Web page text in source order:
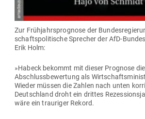
Zur Früh­jahrs­pro­gnose der
schafts­po­li­tische Sprecher der AfD-
Erik Holm:
»Habeck bekommt mit dieser Pro­gnose
Abschluss­be­wertung als
Wieder müssen die Zahlen nach unten
Deutschland droht ein drittes
wäre ein trau­riger Rekord.